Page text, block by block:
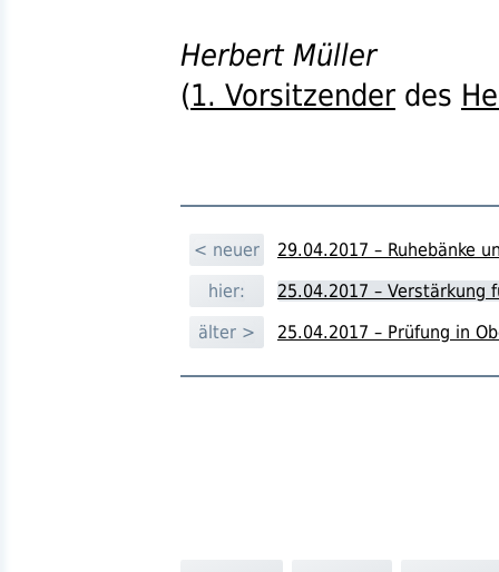
Herbert Müller
(1. Vorsitzender des
< neuer
29.04.2017 – Ruhebänke
hier:
25.04.2017 – Verstärkung
älter >
25.04.2017 – Prüfung in